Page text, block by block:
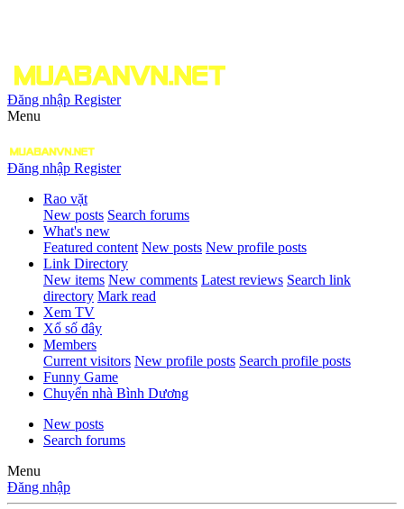
Đăng nhập Register
Menu
Đăng nhập Register
Rao vặt
New posts Search forums
What's new
Featured content New posts New profile posts
Link Directory
New items New comments Latest reviews Search link
directory Mark read
Xem TV
Xổ số đây
Members
Current visitors New profile posts Search profile posts
Funny Game
Chuyển nhà Bình Dương
New posts
Search forums
Menu
Đăng nhập